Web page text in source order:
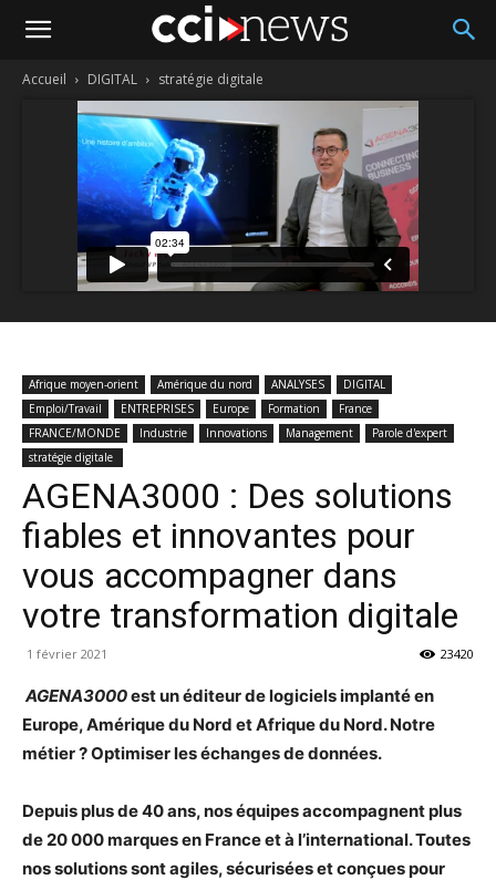
Accueil DIGITAL stratégie digitale
Afrique moyen-orient Amérique du nord ANALYSES
DIGITAL
Emploi/Travail
ENTREPRISES Europe Formation
France
FRANCE/MONDE
Industrie Innovations Management
Parole d'expert
stratégie digitale
AGENA3000 : Des solutions
fiables et innovantes pour
vous accompagner dans
votre transformation digitale
1 février 2021 23420
AGENA3000est un éditeur de logiciels implanté en
Europe, Amérique du Nord et Afrique du Nord. Notre
métier ? Optimiser les échanges de données.
Depuis plus de 40 ans, nos équipes accompagnent plus
de 20 000 marques en France et à l’international. Toutes
nos solutions sont agiles, sécurisées et conçues pour